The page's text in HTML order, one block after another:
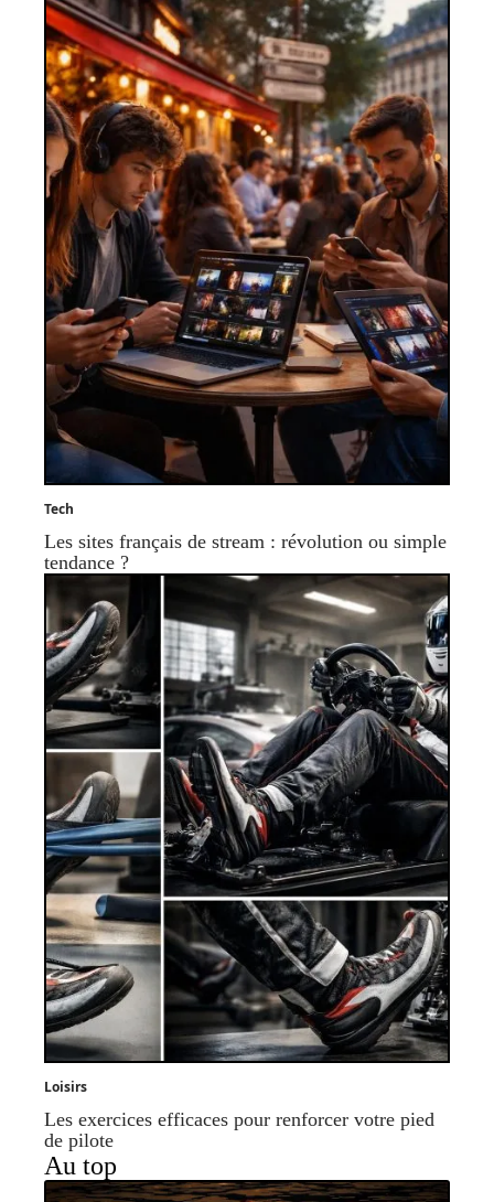
Tech
Les sites français de stream : révolution ou simple
tendance ?
Loisirs
Les exercices efficaces pour renforcer votre pied
de pilote
Au top